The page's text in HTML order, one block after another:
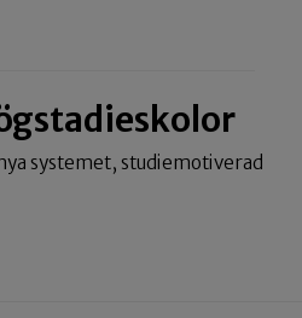
systemet, studiemotiverad